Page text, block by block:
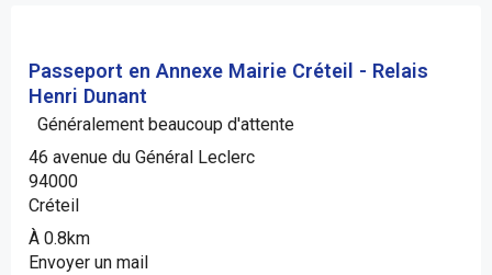
Passeport en Annexe Mairie Créteil - Relais
Henri Dunant
Généralement beaucoup d'attente
46 avenue du Général Leclerc
94000
Créteil
À 0.8km
Envoyer un mail